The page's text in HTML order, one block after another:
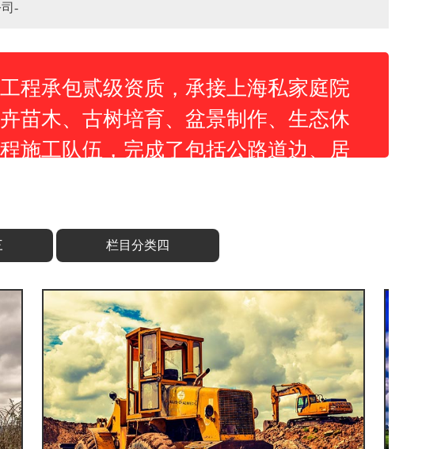
-
程承包贰级资质，承接上海私家庭院
苗木、古树培育、盆景制作、生态休
施工队伍，完成了包括公路道边、居
栏目分类四